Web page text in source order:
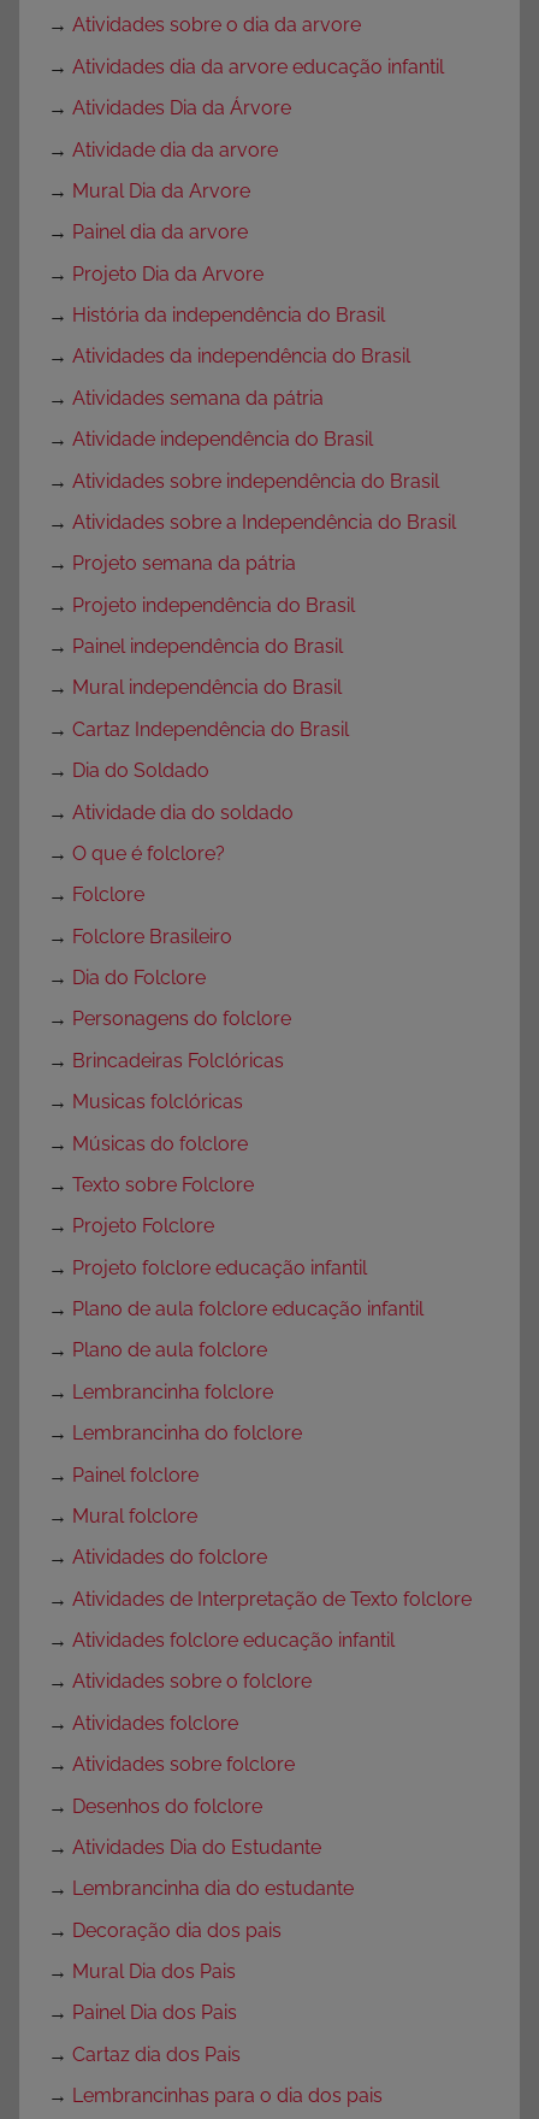
→ Atividades sobre o dia da arvore
→ Atividades dia da arvore educação infantil
→ Atividades Dia da Árvore
→ Atividade dia da arvore
→ Mural Dia da Arvore
→ Painel dia da arvore
→ Projeto Dia da Arvore
→ História da independência do Brasil
→ Atividades da independência do Brasil
→ Atividades semana da pátria
→ Atividade independência do Brasil
→ Atividades sobre independência do Brasil
→ Atividades sobre a Independência do Brasil
→ Projeto semana da pátria
→ Projeto independência do Brasil
→ Painel independência do Brasil
→ Mural independência do Brasil
→ Cartaz Independência do Brasil
→ Dia do Soldado
→ Atividade dia do soldado
→ O que é folclore?
→ Folclore
→ Folclore Brasileiro
→ Dia do Folclore
→ Personagens do folclore
→ Brincadeiras Folclóricas
→ Musicas folclóricas
→ Músicas do folclore
→ Texto sobre Folclore
→ Projeto Folclore
→ Projeto folclore educação infantil
→ Plano de aula folclore educação infantil
→ Plano de aula folclore
→ Lembrancinha folclore
→ Lembrancinha do folclore
→ Painel folclore
→ Mural folclore
→ Atividades do folclore
→ Atividades de Interpretação de Texto folclore
→ Atividades folclore educação infantil
→ Atividades sobre o folclore
→ Atividades folclore
→ Atividades sobre folclore
→ Desenhos do folclore
→ Atividades Dia do Estudante
→ Lembrancinha dia do estudante
→ Decoração dia dos pais
→ Mural Dia dos Pais
→ Painel Dia dos Pais
→ Cartaz dia dos Pais
→ Lembrancinhas para o dia dos pais